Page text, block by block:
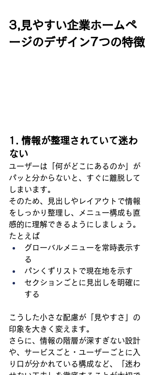
3,見やすい企業ホームペ
ージのデザイン7つの特徴
1. 情報が整理されていて迷わ
ない
ユーザーは「何がどこにあるのか」が
パッと分からないと、すぐに離脱して
しまいます。
そのため、見出しやレイアウトで情報
をしっかり整理し、メニュー構成も直
感的に理解できるようにしましょう。
たとえば
グローバルメニューを常時表示す
る
パンくずリストで現在地を示す
セクションごとに見出しを明確に
する
こうした小さな配慮が「見やすさ」の
印象を大きく変えます。
さらに、情報の階層が深すぎない設計
や、サービスごと・ユーザーごとに入
り口が分かれている構成など、「迷わ